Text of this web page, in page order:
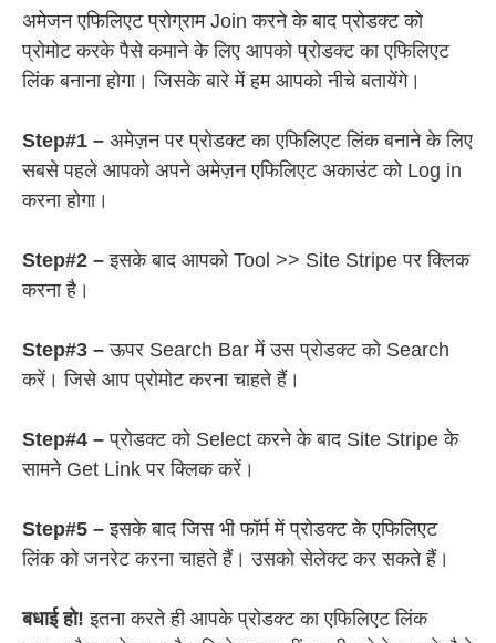
अमेजन एफिलिएट प्रोग्राम Join करने के बाद प्रोडक्ट को
प्रोमोट करके पैसे कमाने के लिए आपको प्रोडक्ट का एफिलिएट
लिंक बनाना होगा। जिसके बारे में हम आपको नीचे बतायेंगे।
Step#1 – अमेज़न पर प्रोडक्ट का एफिलिएट लिंक बनाने के लिए
सबसे पहले आपको अपने अमेज़न एफिलिएट अकाउंट को Log in
करना होगा।
Step#2 – इसके बाद आपको Tool >> Site Stripe पर क्लिक
करना है।
Step#3 – ऊपर Search Bar में उस प्रोडक्ट को Search
करें। जिसे आप प्रोमोट करना चाहते हैं।
Step#4 – प्रोडक्ट को Select करने के बाद Site Stripe के
सामने Get Link पर क्लिक करें।
Step#5 – इसके बाद जिस भी फॉर्म में प्रोडक्ट के एफिलिएट
लिंक को जनरेट करना चाहते हैं। उसको सेलेक्ट कर सकते हैं।
बधाई हो!इतना करते ही आपके प्रोडक्ट का एफिलिएट लिंक